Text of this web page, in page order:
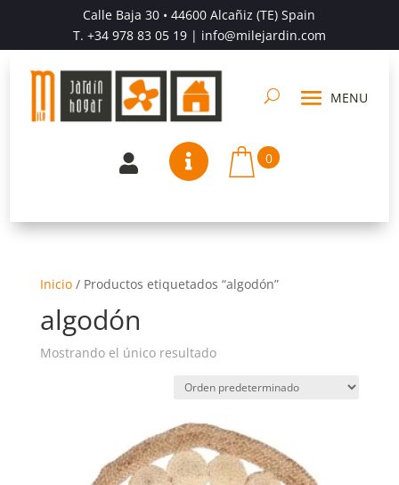
Calle Baja 30 • 44600 Alcañiz (TE) Spain
T. +34 978 83 05 19| info@milejardin.com
  0
Inicio/ Productos etiquetados “algodón”
algodón
Mostrando el único resultado